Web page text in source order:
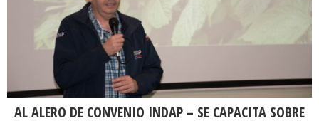
AL ALERO DE CONVENIO INDAP – SE CAPACITA SOBRE